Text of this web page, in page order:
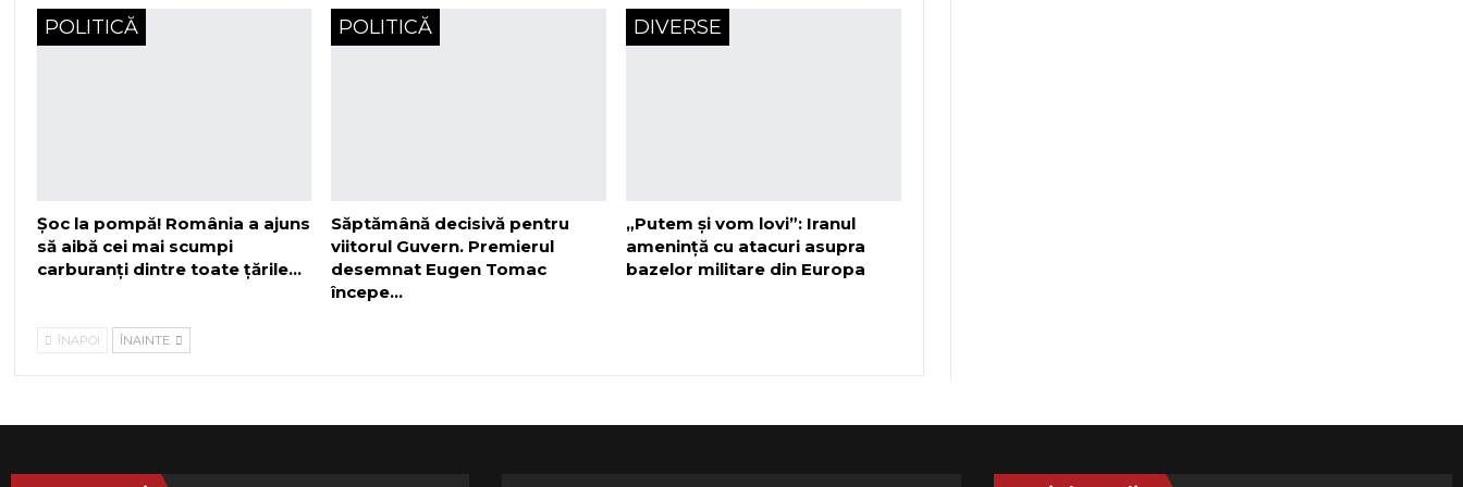
POLITICĂ
Șoc la pompă! România a ajuns
să aibă cei mai scumpi
carburanți dintre toate țările…
POLITICĂ
Săptămână decisivă pentru
viitorul Guvern. Premierul
desemnat Eugen Tomac
începe…
DIVERSE
„Putem și vom lovi”: Iranul
amenință cu atacuri asupra
bazelor militare din Europa
ÎNAPOI ÎNAINTE